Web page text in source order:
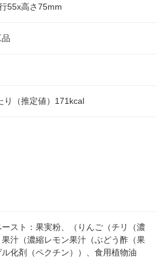
55x高さ75mm
り（推定値）171kcal
ースト：果実粉、（りんご（チリ（濃
汁（濃縮レモン果汁（ぶどう酢（果
化剤（ペクチン））、食用植物油